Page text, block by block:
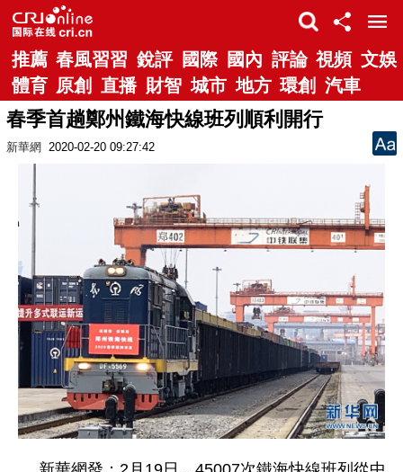
推薦 春風習習 銳評 國際 國內 評論 視頻 文娛
體育 原創 直播 財智 城市 地方 環創 汽車
春季首趟鄭州鐵海快線班列順利開行
新華網 2020-02-20 09:27:42